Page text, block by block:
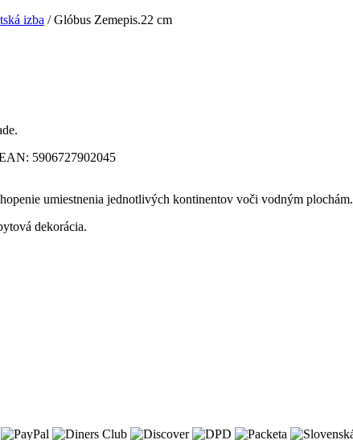
izba / Glóbus Zemepis.22 cm
5906727902045
umiestnenia jednotlivých kontinentov voči vodným plochám.
dekorácia.